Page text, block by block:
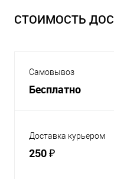
СТОИМОСТЬ
Самовывоз
Бесплатно
Доставка курьером
250 ₽